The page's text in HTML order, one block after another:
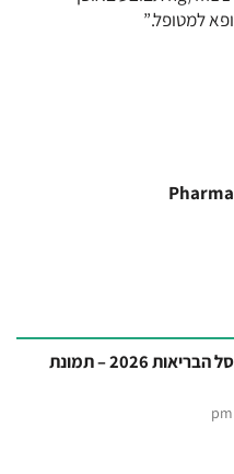
למטופל.”
משרד הבריאות: סל הבריאות 2026 – תמונת